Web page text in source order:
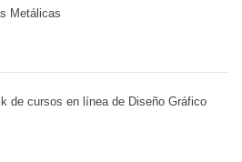
Metálicas
de cursos en línea de Diseño Gráfico